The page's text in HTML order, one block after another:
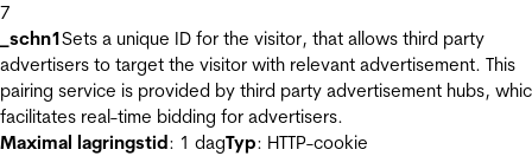
7
_schn1Sets a unique ID for the visitor, that allows third party
advertisers to target the visitor with relevant advertisement. This
pairing service is provided by third party advertisement hubs,
facilitates real-time bidding for advertisers.
Maximal lagringstid: 1 dagTyp: HTTP-cookie